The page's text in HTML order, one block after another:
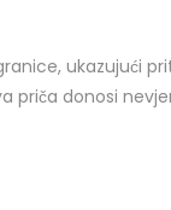
ukazujući
priča donosi